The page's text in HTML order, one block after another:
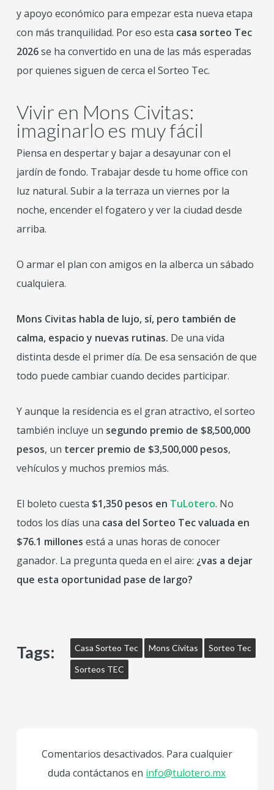
y apoyo económico para empezar esta nueva etapa
con más tranquilidad. Por eso esta casa sorteo Tec
2026se ha convertido en una de las más esperadas
por quienes siguen de cerca el Sorteo Tec.
Vivir en Mons Civitas:
imaginarlo es muy fácil
Piensa en despertar y bajar a desayunar con el
jardín de fondo. Trabajar desde tu home office con
luz natural. Subir a la terraza un viernes por la
noche, encender el fogatero y ver la ciudad desde
arriba.
O armar el plan con amigos en la alberca un sábado
cualquiera.
Mons Civitas habla de lujo, sí, pero también de
calma, espacio y nuevas rutinas. De una vida
distinta desde el primer día. De esa sensación de que
todo puede cambiar cuando decides participar.
Y aunque la residencia es el gran atractivo, el sorteo
también incluye un segundo premio de $8,500,000
pesos, un tercer premio de $3,500,000 pesos,
vehículos y muchos premios más.
El boleto cuesta $1,350 pesos en TuLotero. No
todos los días una casa del Sorteo Tec valuada en
$76.1 millones está a unas horas de conocer
ganador. La pregunta queda en el aire: ¿vas a dejar
que esta oportunidad pase de largo?
Tags: Casa Sorteo Tec Mons Civitas Sorteo Tec
Sorteos TEC
Comentarios desactivados. Para cualquier
duda contáctanos en info@tulotero.mx